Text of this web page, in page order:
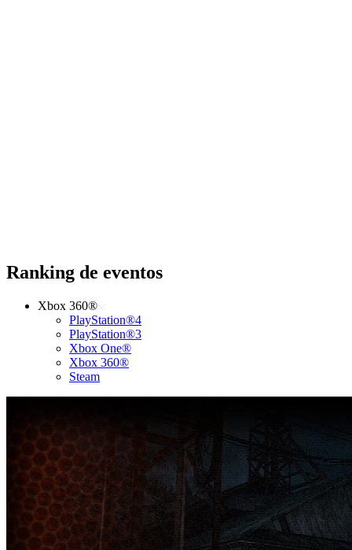
Ranking de eventos
Xbox 360®
PlayStation®4
PlayStation®3
Xbox One®
Xbox 360®
Steam